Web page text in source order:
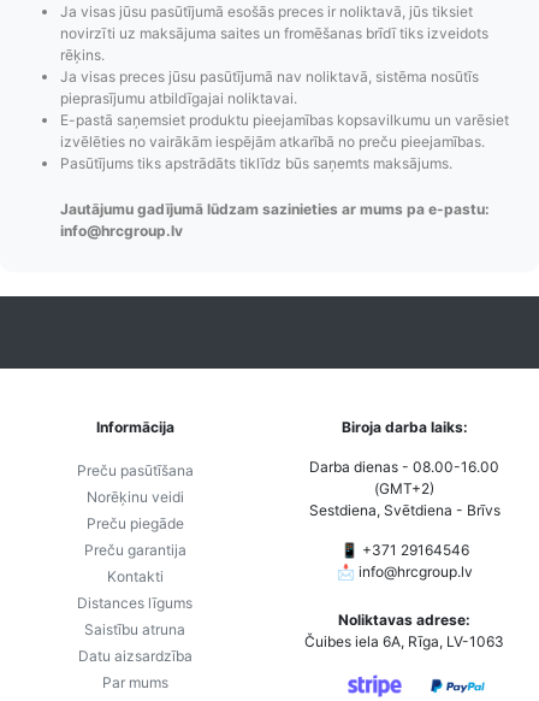
Pasūtījumu statusa
maiņas
paziņojumi,
Izsekošana,
order u.c.
Visi pieejamie
piegādes veidi un
to izmaksas bez
lietotāja konta
Ja visas jūsu pasūtījumā esošās preces ir noliktavā, jūs tiksiet
novirzīti uz maksājuma saites un fromēšanas brīdī tiks izveidots
rēķins.
Ja visas preces jūsu pasūtījumā nav noliktavā, sistēma nosūtīs
pieprasījumu atbildīgajai noliktavai.
E-pastā saņemsiet produktu pieejamības kopsavilkumu un varēsiet
izvēlēties no vairākām iespējām atkarībā no preču pieejamības.
Pasūtījums tiks apstrādāts tiklīdz būs saņemts maksājums.
Jautājumu gadījumā lūdzam sazinieties ar mums pa e-pastu:
info@hrcgroup.lv
Informācija
Preču pasūtīšana
Norēķinu veidi
Preču piegāde
Preču garantija
Kontakti
Distances līgums
Saistību atruna
Datu aizsardzība
Par mums
Biroja darba laiks:
Darba dienas - 08.00-16.00
(GMT+2)
Sestdiena, Svētdiena - Brīvs
📱 +371 29164546
📩 info@hrcgroup.lv
Noliktavas adrese:
Čuibes iela 6A, Rīga, LV-1063